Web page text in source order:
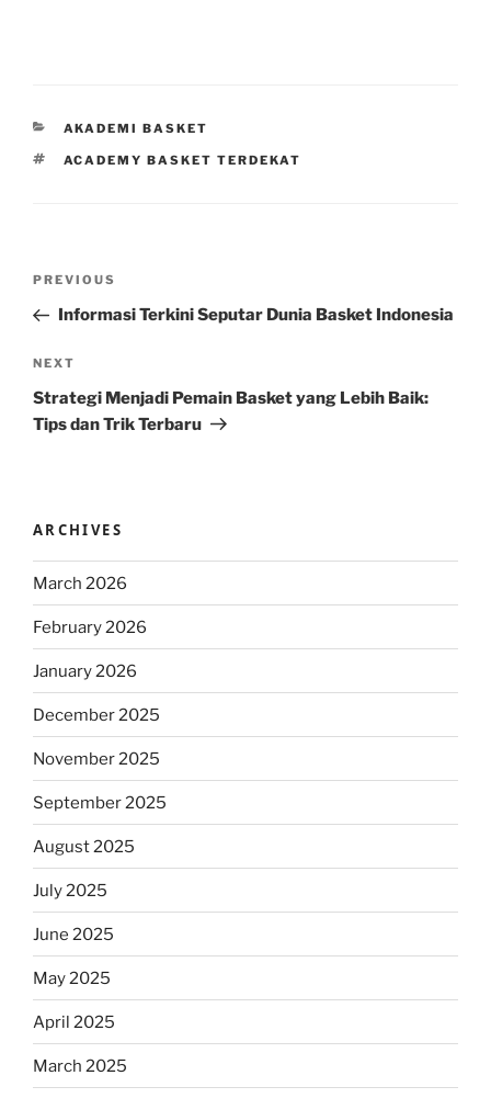
CATEGORIES
AKADEMI BASKET
TAGS
ACADEMY BASKET TERDEKAT
Previous
Post
PREVIOUS
Informasi Terkini Seputar Dunia Basket Indonesia
Next
Post
NEXT
Strategi Menjadi Pemain Basket yang Lebih Baik:
Tips dan Trik Terbaru
ARCHIVES
March 2026
February 2026
January 2026
December 2025
November 2025
September 2025
August 2025
July 2025
June 2025
May 2025
April 2025
March 2025